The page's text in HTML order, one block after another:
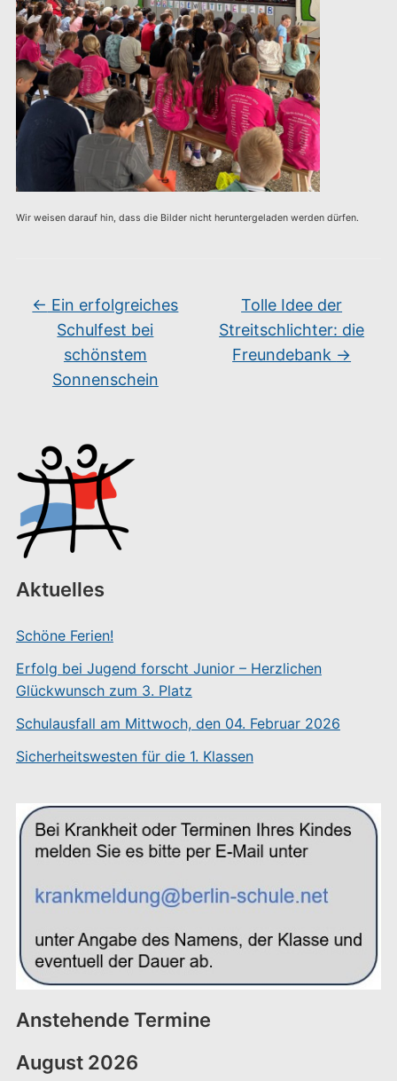
Aktuelles
Schöne Ferien!
Erfolg bei Jugend forscht Junior – Herzlichen
Glückwunsch zum 3. Platz
Schulausfall am Mittwoch, den 04. Februar 2026
Sicherheitswesten für die 1. Klassen
Anstehende Termine
August 2026
Wir weisen darauf hin, dass die Bilder nicht heruntergeladen werden dürfen.
← Ein erfolgreiches
Schulfest bei
schönstem
Sonnenschein
Tolle Idee der
Streitschlichter: die
Freundebank →